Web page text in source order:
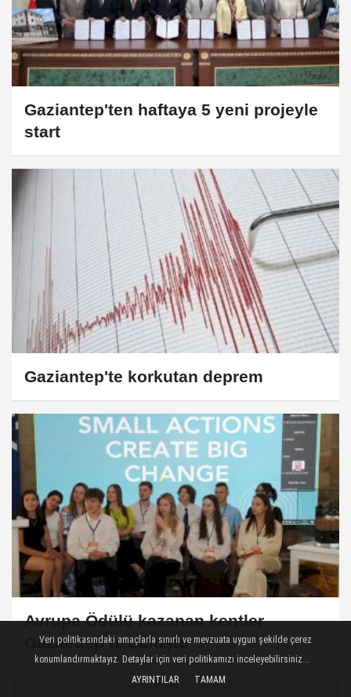
Gaziantep'ten haftaya 5 yeni projeyle
start
Gaziantep'te korkutan deprem
Avrupa Ödülü kazanan kentler
Gaziantep’te buluştu
Veri politikasındaki amaçlarla sınırlı ve mevzuata uygun şekilde çerez
konumlandırmaktayız. Detaylar için veri politikamızı inceleyebilirsiniz...
AYRINTILAR
TAMAM